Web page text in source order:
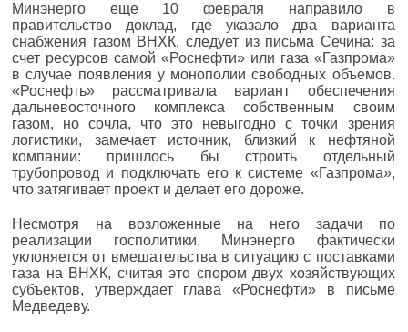
Минэнерго еще 10 февраля направило в
правительство доклад, где указало два варианта
снабжения газом ВНХК, следует из письма Сечина: за
счет ресурсов самой «Роснефти» или газа «Газпрома»
в случае появления у монополии свободных объемов.
«Роснефть» рассматривала вариант обеспечения
дальневосточного комплекса собственным своим
газом, но сочла, что это невыгодно с точки зрения
логистики, замечает источник, близкий к нефтяной
компании: пришлось бы строить отдельный
трубопровод и подключать его к системе «Газпрома»,
что затягивает проект и делает его дороже.
Несмотря на возложенные на него задачи по
реализации госполитики, Минэнерго фактически
уклоняется от вмешательства в ситуацию с поставками
газа на ВНХК, считая это спором двух хозяйствующих
субъектов, утверждает глава «Роснефти» в письме
Медведеву.